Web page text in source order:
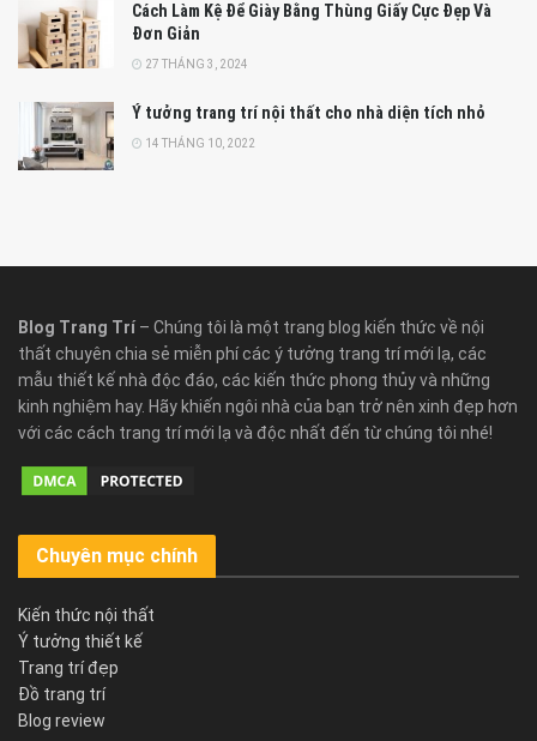
Cách Làm Kệ Để Giày Bằng Thùng Giấy Cực Đẹp Và
Đơn Giản
27 THÁNG 3, 2024
Ý tưởng trang trí nội thất cho nhà diện tích nhỏ
14 THÁNG 10, 2022
Blog Trang Trí – Chúng tôi là một trang blog kiến thức về nội
thất chuyên chia sẻ miễn phí các ý tưởng trang trí mới lạ, các
mẫu thiết kế nhà độc đáo, các kiến thức phong thủy và những
kinh nghiệm hay. Hãy khiến ngôi nhà của bạn trở nên xinh đẹp hơn
với các cách trang trí mới lạ và độc nhất đến từ chúng tôi nhé!
Chuyên mục chính
Kiến thức nội thất
Ý tưởng thiết kế
Trang trí đẹp
Đồ trang trí
Blog review